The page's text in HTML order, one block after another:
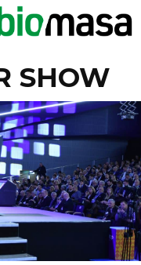
SHOW